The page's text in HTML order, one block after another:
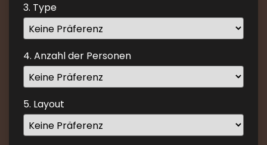
calendar
and
select
a
date.
Press
the
question
mark
3. Type
4. Anzahl der Personen
5. Layout